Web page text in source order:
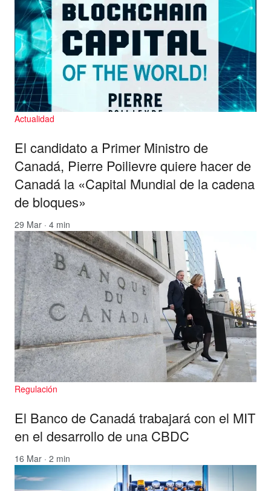
Actualidad
El candidato a Primer Ministro de
Canadá, Pierre Poilievre quiere hacer de
Canadá la «Capital Mundial de la cadena
de bloques»
29 Mar · 4 min
Regulación
El Banco de Canadá trabajará con el MIT
en el desarrollo de una CBDC
16 Mar · 2 min